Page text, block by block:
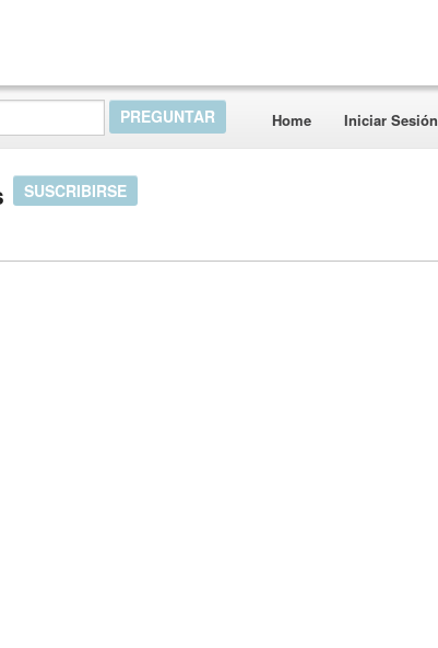
Home Iniciar Sesión
SUSCRIBIRSE